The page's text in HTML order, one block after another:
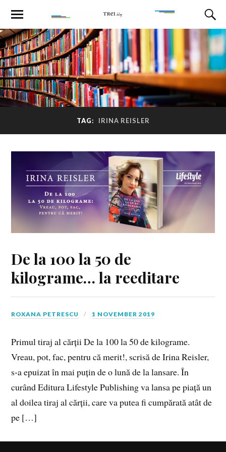
TAG: IRINA REISLER
De la 100 la 50 de
kilograme… la reeditare
ROXANA PETRESCU 1 NOVEMBER 2019
Primul tiraj al cărții De la 100 la 50 de kilograme.
Vreau, pot, fac, pentru că merit!, scrisă de Irina Reisler,
s-a epuizat în mai puțin de o lună de la lansare. În
curând Editura Lifestyle Publishing va lansa pe piață un
al doilea tiraj al cărții, care va putea fi cumpărată atât de
pe […]